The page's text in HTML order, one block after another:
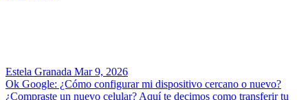
Estela Granada Mar 9, 2026
Ok Google: ¿Cómo configurar mi dispositivo cercano o nuevo?
¿Compraste un nuevo celular? Aquí te decimos como transferir tu